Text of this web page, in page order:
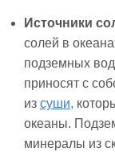
Источники
солей в
подземных вод
приносят с
из суши,
океаны.
минералы из